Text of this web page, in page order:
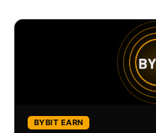
BYBIT EARN